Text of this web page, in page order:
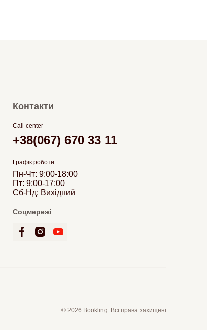
Контакти
Call-center
+38(067) 670 33 11
Графік роботи
Пн-Чт: 9:00-18:00
Пт: 9:00-17:00
Сб-Нд: Вихідний
Соцмережі
© 2026 Bookling. Всі права захищені